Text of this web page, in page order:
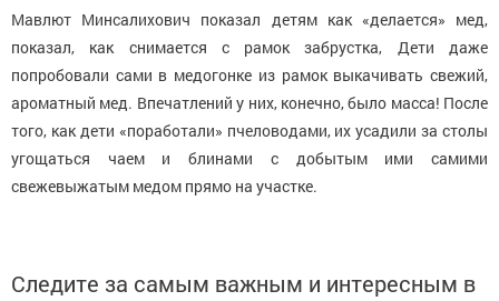
Мавлют Минсалихович показал детям как «делается» мед,
показал, как снимается с рамок забрустка, Дети даже
попробовали сами в медогонке из рамок выкачивать свежий,
ароматный мед. Впечатлений у них, конечно, было масса! После
того, как дети «поработали» пчеловодами, их усадили за столы
угощаться чаем и блинами с добытым ими самими
свежевыжатым медом прямо на участке.
Следите за самым важным и интересным в